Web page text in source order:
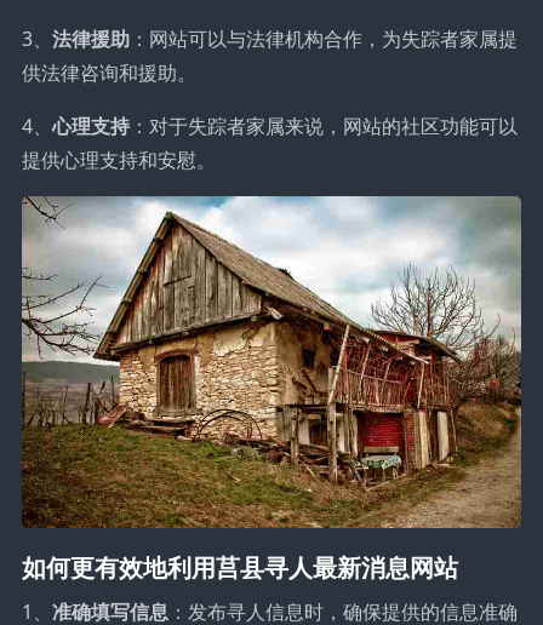
3、 法律援助：网站可以与法律机构合作，为失踪者家属提
供法律咨询和援助。
4、心理支持：对于失踪者家属来说，网站的社区功能可以
提供心理支持和安慰。
如何更有效地利用莒县寻人最新消息网站
1、 准确填写信息：发布寻人信息时，确保提供的信息准确